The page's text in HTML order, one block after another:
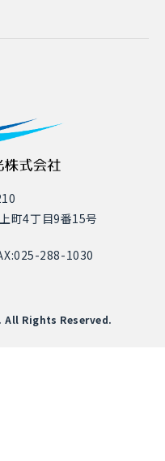
町4丁目9番15号
288-1030
All Rights Reserved.